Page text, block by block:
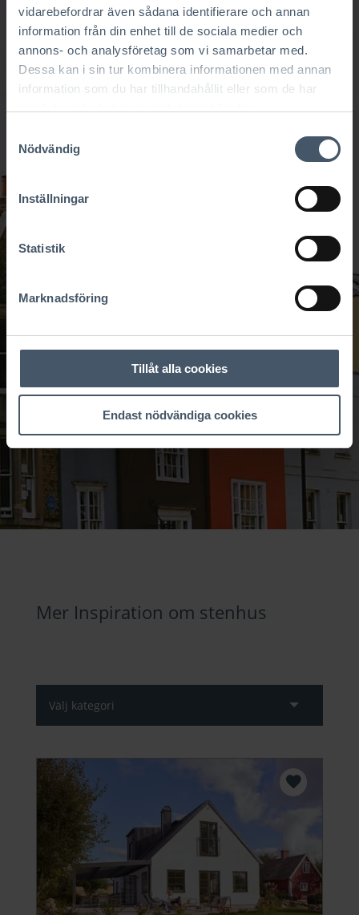
vidarebefordrar även sådana identifierare och annan
information från din enhet till de sociala medier och
annons- och analysföretag som vi samarbetar med.
Dessa kan i sin tur kombinera informationen med annan
information som du har tillhandahållit eller som de har
Nödvändig
Inställningar
Statistik
Marknadsföring
Tillåt alla cookies
Endast nödvändiga cookies
QUIZ: Vilken husstil passar dig bäst?
Gör vårt Quiz och få svar på vilken husstil som bäst
matchar dina behov och din personlighet.
Få svar på 3 minuter!
Mer Inspiration om stenhus